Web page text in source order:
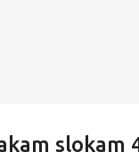
slokam